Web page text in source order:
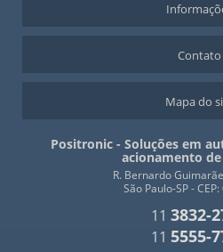
Contato
Mapa do
Positronic - Soluções em
acionamento
R. Bernardo
São Paulo-SP -
11 3832-
11 5555-